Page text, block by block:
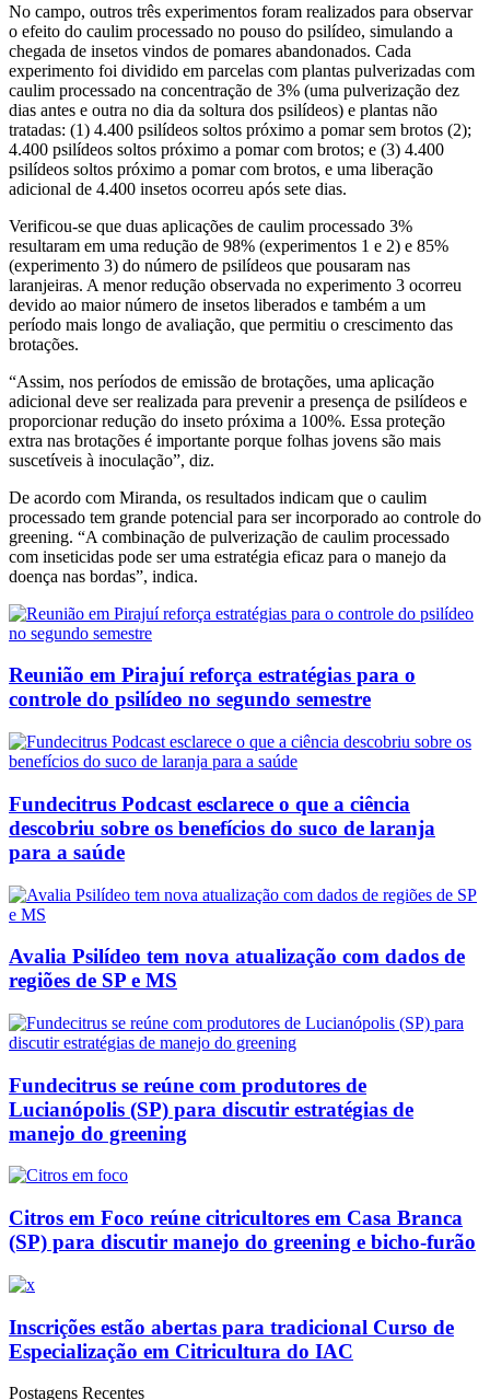
No campo, outros três experimentos foram realizados para observar
o efeito do caulim processado no pouso do psilídeo, simulando a
chegada de insetos vindos de pomares abandonados. Cada
experimento foi dividido em parcelas com plantas pulverizadas com
caulim processado na concentração de 3% (uma pulverização dez
dias antes e outra no dia da soltura dos psilídeos) e plantas não
tratadas: (1) 4.400 psilídeos soltos próximo a pomar sem brotos (2);
4.400 psilídeos soltos próximo a pomar com brotos; e (3) 4.400
psilídeos soltos próximo a pomar com brotos, e uma liberação
adicional de 4.400 insetos ocorreu após sete dias.
Verificou-se que duas aplicações de caulim processado 3%
resultaram em uma redução de 98% (experimentos 1 e 2) e 85%
(experimento 3) do número de psilídeos que pousaram nas
laranjeiras. A menor redução observada no experimento 3 ocorreu
devido ao maior número de insetos liberados e também a um
período mais longo de avaliação, que permitiu o crescimento das
brotações.
“Assim, nos períodos de emissão de brotações, uma aplicação
adicional deve ser realizada para prevenir a presença de psilídeos e
proporcionar redução do inseto próxima a 100%. Essa proteção
extra nas brotações é importante porque folhas jovens são mais
suscetíveis à inoculação”, diz.
De acordo com Miranda, os resultados indicam que o caulim
processado tem grande potencial para ser incorporado ao controle do
greening. “A combinação de pulverização de caulim processado
com inseticidas pode ser uma estratégia eficaz para o manejo da
doença nas bordas”, indica.
Reunião em Pirajuí reforça estratégias para o
controle do psilídeo no segundo semestre
Fundecitrus Podcast esclarece o que a ciência
descobriu sobre os benefícios do suco de laranja
para a saúde
Avalia Psilídeo tem nova atualização com dados de
regiões de SP e MS
Fundecitrus se reúne com produtores de
Lucianópolis (SP) para discutir estratégias de
manejo do greening
Citros em Foco reúne citricultores em Casa Branca
(SP) para discutir manejo do greening e bicho-furão
Inscrições estão abertas para tradicional Curso de
Especialização em Citricultura do IAC
Postagens Recentes